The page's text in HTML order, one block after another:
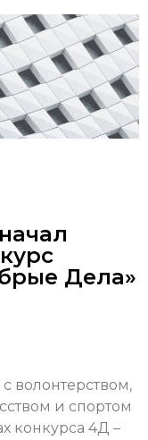
Дела»
волонтерством,
и спортом
конкурса 4Д –